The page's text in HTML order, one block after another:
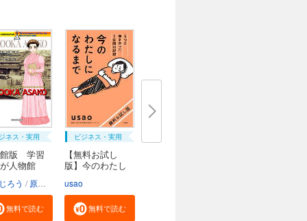
ネス・実用
版 学習
人物館
ろう 原口泉
無料で読む
ビジネス・実用
【無料お試し
版】今のわたし
usao
無料で読む